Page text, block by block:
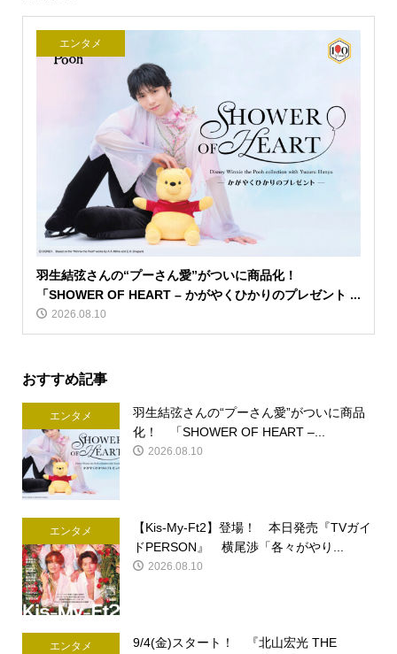
エンタメ
羽生結弦さんの“プーさん愛”がついに商品化！
「SHOWER OF HEART – かがやくひかりのプレゼント ...
2026.08.10
おすすめ記事
エンタメ
羽生結弦さんの“プーさん愛”がついに商品
化！ 「SHOWER OF HEART –...
2026.08.10
エンタメ
【Kis-My-Ft2】登場！ 本日発売『TVガイ
ドPERSON』 横尾渉「各々がやり...
2026.08.10
エンタメ
9/4(金)スタート！ 『北山宏光 THE